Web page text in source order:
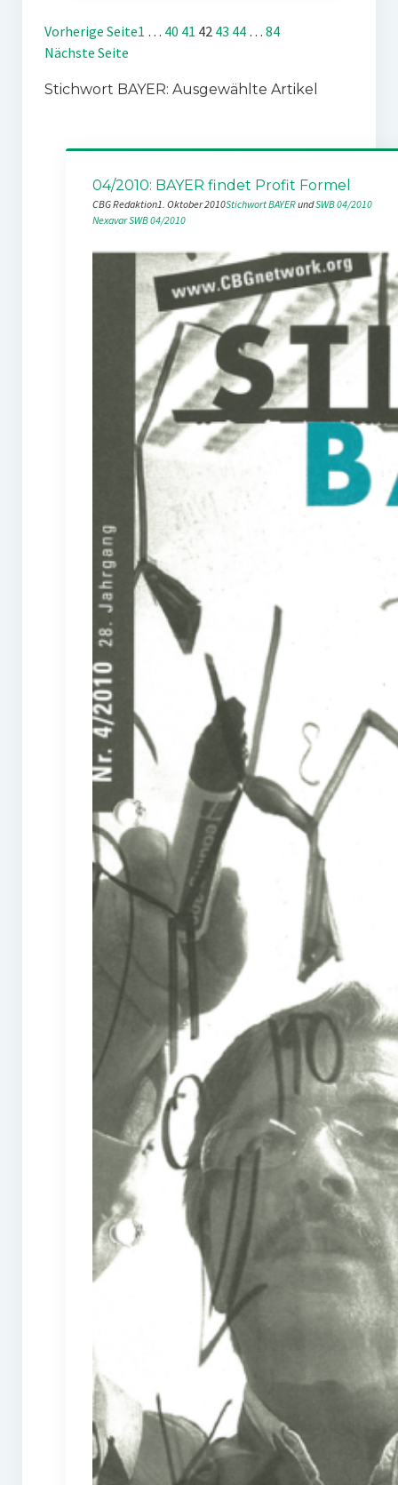
Vorherige Seite1 … 40 41 42 43 44 … 84
Nächste Seite
Stichwort BAYER: Ausgewählte Artikel
04/2010: BAYER findet Profit Formel
CBG Redaktion1. Oktober 2010Stichwort BAYER und SWB 04/2010
NexavarSWB 04/2010